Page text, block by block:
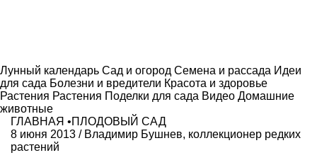
Лунный календарь Сад и огород Семена и рассада Идеи
для сада Болезни и вредители Красота и здоровье
Растения Растения Поделки для сада Видео Домашние
животные
ГЛАВНАЯ •ПЛОДОВЫЙ САД
8 июня 2013 / Владимир Бушнев, коллекционер редких
растений